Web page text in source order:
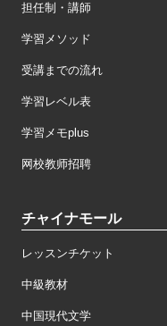
担任制・講師
学習メソッド
受講までの流れ
学習レベル表
学習メモplus
网校教师招聘
チャイナモール
レッスンチケット
中級教材
中国現代文学